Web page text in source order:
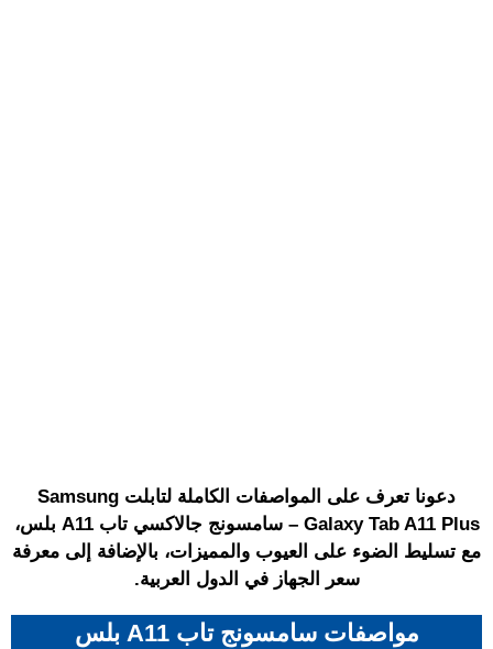
دعونا تعرف على المواصفات الكاملة لتابلت Samsung
Galaxy Tab A11 Plus – سامسونج جالاكسي تاب A11 بلس،
مع تسليط الضوء على العيوب والمميزات، بالإضافة إلى معرفة
سعر الجهاز في الدول العربية.
مواصفات سامسونج تاب A11 بلس